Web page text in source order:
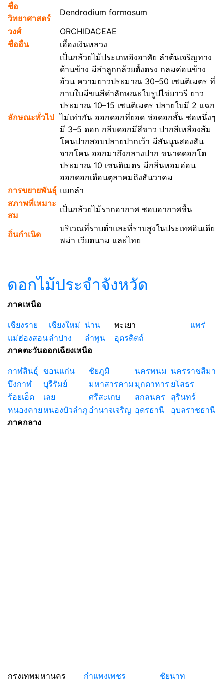
ชื่อ
วิทยาศาสตร์
Dendrodium formosum
วงศ์
ORCHIDACEAE
ชื่ออื่น
เอื้องเงินหลวง
ลักษณะทั่วไป
เป็นกล้วยไม้ประเภทอิงอาศัย ลำต้นเจริญทาง
ด้านข้าง มีลำลูกกล้วยตั้งตรง กลมค่อนข้าง
อ้วน ความยาวประมาณ 30–50 เซนติเมตร ที่
กาบใบมีขนสีดำลักษณะใบรูปไข่ยาวรี ยาว
ประมาณ 10–15 เซนติเมตร ปลายใบมี 2 แฉก
ไม่เท่ากัน ออกดอกที่ยอด ช่อดอกสั้น ช่อหนึ่งๆ
มี 3–5 ดอก กลีบดอกมีสีขาว ปากสีเหลืองส้ม
โคนปากสอบปลายปากเว้า มีสันนูนสองสัน
จากโคน ออกมาถึงกลางปาก ขนาดดอกโต
ประมาณ 10 เซนติเมตร มีกลิ่นหอมอ่อน
ออกดอกเดือนตุลาคมถึงธันวาคม
การขยายพันธุ์ แยกลำ
สภาพที่เหมาะ
สม
เป็นกล้วยไม้รากอากาศ ชอบอากาศชื้น
ถิ่นกำเนิด
บริเวณที่ราบต่ำและที่ราบสูงในประเทศอินเดีย
พม่า เวียตนาม และไทย
ดอกไม้ประจำจังหวัด
ภาคเหนือ
เชียงราย เชียงใหม่ น่าน พะเยา
แพร่
แม่ฮ่องสอนลำปาง ลำพูน
อุตรดิตถ์
ภาคตะวันออกเฉียงเหนือ
กาฬสินธุ์ ขอนแก่น ชัยภูมิ นครพนม นครราชสีมา
บึงกาฬ
บุรีรัมย์ มหาสารคาม มุกดาหาร ยโสธร
ร้อยเอ็ด
เลย ศรีสะเกษ สกลนคร
สุรินทร์
หนองคายหนองบัวลำภู อำนาจเจริญ อุดรธานี
อุบลราชธานี
ภาคกลาง
กรุงเทพมหานคร กำแพงเพชร ชัยนาท